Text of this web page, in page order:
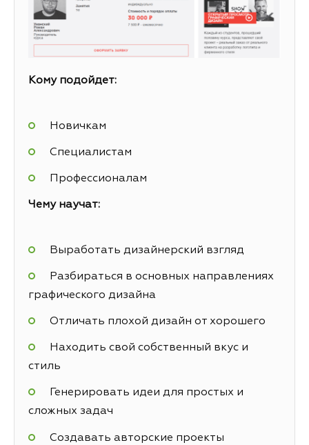
Кому подойдет:
Новичкам
Специалистам
Профессионалам
Чему научат:
Выработать дизайнерский взгляд
Разбираться в основных направлениях
графического дизайна
Отличать плохой дизайн от хорошего
Находить свой собственный вкус и
стиль
Генерировать идеи для простых и
сложных задач
Создавать авторские проекты